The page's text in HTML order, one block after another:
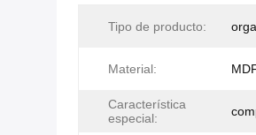
Tipo de producto:
Material:
Característica
especial: